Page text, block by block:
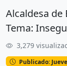
Lucía Sosa
Alcaldesa de
Tema:
3,279
Publicado: